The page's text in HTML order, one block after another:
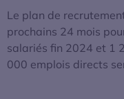
Le plan de
prochains 24 mois
salariés fin 2024 et 1
000 emplois directs